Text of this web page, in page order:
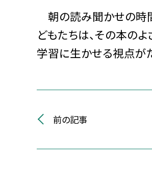
朝の読み聞かせの時
どもたちは、その本の
学習に生かせる視点が
前の記事